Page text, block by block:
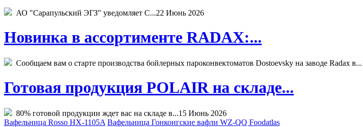
АО "Сарапульский ЭГЗ" уведомляет С...22 Июнь 2026
Новинка в ассортименте RADAX:...
Сообщаем вам о старте производства бойлерных пароконвектоматов Dostoevsky на заводе Radax в...
Готовая продукция POLAIR на складе...
80% готовой продукции ждет вас на складе в...15 Июнь 2026
Вафельница Rosso HX-1105A Вафельница Гонконгские вафли WZ-QQ Foodatlas